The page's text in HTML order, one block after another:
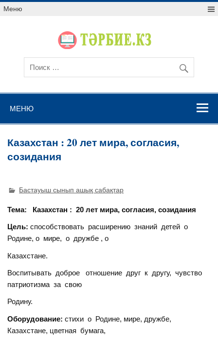
Меню
МЕНЮ
Казахстан : 20 лет мира, согласия,
созидания
Бастауыш сынып ашық сабақтар
Тема: Казахстан : 20 лет мира, согласия,созидания
Цель: способствовать расширению знаний детей о
Родине, о мире, о дружбе , о
Казахстане.
Воспитывать доброе отношение друг к другу, чувство
патриотизма за свою
Родину.
Оборудование: стихи о Родине, мире, дружбе,
Казахстане, цветная бумага,